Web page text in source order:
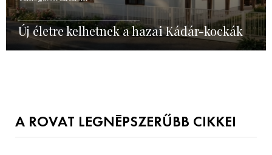
Új életre kelhetnek a hazai Kádár-kockák
A ROVAT LEGNÉPSZERŰBB CIKKEI